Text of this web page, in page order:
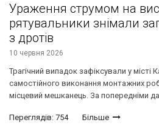
Ураження струмом на
рятувальники знімали
з дротів
10 червня 2026
Трагічний випадок зафіксували у місті
самостійного виконання монтажних
місцевий мешканець. За попередніми
Переглядів: 754 Більше